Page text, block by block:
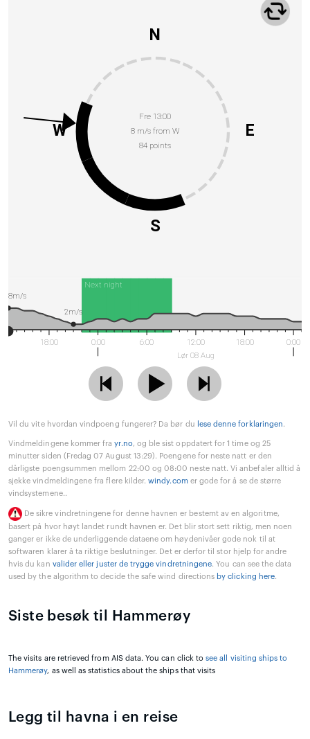
Fre 13:00
8 m/s from W
84 points
N
E
S
W
Next night
18:00 0:00 6:00
12:00
Lør 08 Aug
18:00 0:00
8m/s
2m/s
Vil du vite hvordan vindpoeng fungerer? Da bør du lese denne forklaringen.
Vindmeldingene kommer frayr.no, og ble sist oppdatert for 1 time og 25
minutter siden (Fredag 07 August 13:29). Poengene for neste natt er den
dårligste poengsummen mellom 22:00 og 08:00 neste natt. Vi anbefaler alltid å
sjekke vindmeldingene fra flere kilder.windy.comer gode for å se de større
vindsystemene..
De sikre vindretningene for denne havnen er bestemt av en algoritme,
basert på hvor høyt landet rundt havnen er. Det blir stort sett riktig, men noen
ganger er ikke de underliggende dataene om høydenivåer gode nok til at
softwaren klarer å ta riktige beslutninger. Det er derfor til stor hjelp for andre
hvis du kan valider eller juster de trygge vindretningene. You can see the data
used by the algorithm to decide the safe wind directions by clicking here.
Siste besøk til Hammerøy
The visits are retrieved from AIS data. You can click tosee all visiting ships to
Hammerøy, as well as statistics about the ships that visits
Legg til havna i en reise